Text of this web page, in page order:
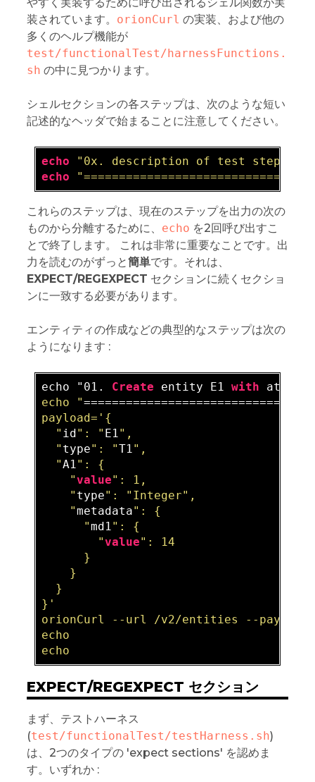
装されています。 orionCurl の実装、および他の
多くのヘルプ機能が
test/functionalTest/harnessFunctions.
sh の中に見つかります。
シェルセクションの各ステップは、次のような短い
記述的なヘッダで始まることに注意してください。
echo
"0x. description of test step 0x"
echo
"==============================="
これらのステップは、現在のステップを出力の次の
ものから分離するために、 echo を2回呼び出すこ
とで終了します。 これは非常に重要なことです。出
力を読むのがずっと簡単です。それは、
EXPECT/REGEXPECT セクションに続くセクショ
ンに一致する必要があります。
エンティティの作成などの典型的なステップは次の
ようになります :
echo "01. Create entity E1 with
echo "
payload='{
  "
id": " E1 ",
  "
type": "T1 ",
  "
A1 ": {
    "
value": 1,
    "
type": " Integer",
    "
metadata": {
      "
md1 ": {
        "
value": 14
      }
    }
  }
}'
orionCurl --url /v2/entities --payload
echo
EXPECT/REGEXPECT セクション
まず、テストハーネス
(test/functionalTest/testHarness.sh)
は、2つのタイプの 'expect sections' を認めま
す。いずれか :